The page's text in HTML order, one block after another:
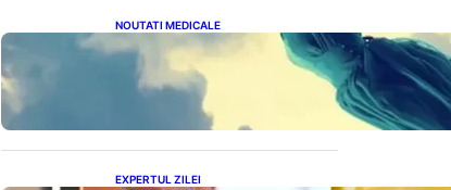
NOUTATI MEDICALE
Mesajele Universului: Ce
Înseamnă Visele Repetate
și Interpretările Lor
EXPERTUL ZILEI